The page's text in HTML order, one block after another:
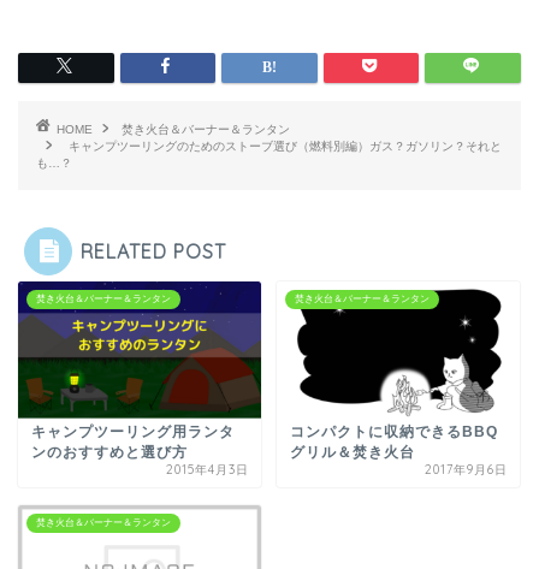
HOME
焚き火台＆バーナー＆ランタン
キャンプツーリングのためのストーブ選び（燃料別編）ガス？ガソリン？それと
も…？
RELATED POST
焚き火台＆バーナー＆ランタン
キャンプツーリング用ランタ
ンのおすすめと選び方
2015年4月3日
焚き火台＆バーナー＆ランタン
コンパクトに収納できるBBQ
グリル＆焚き火台
2017年9月6日
焚き火台＆バーナー＆ランタン